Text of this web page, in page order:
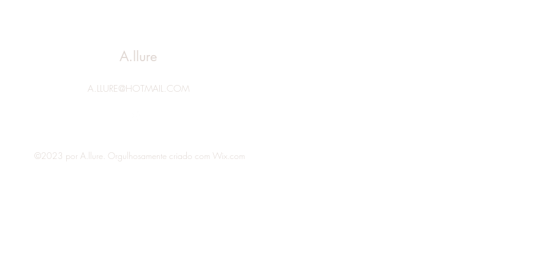
A.llure
A.LLURE@HOTMAIL.COM
©2023 por A.llure. Orgulhosamente criado com Wix.com